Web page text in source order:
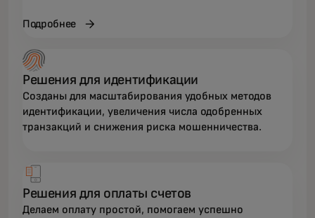
Подробнее
Решения для идентификации
Созданы для масштабирования удобных методов
идентификации, увеличения числа одобренных
транзакций и снижения риска мошенничества.
Решения для оплаты счетов
Делаем оплату простой, помогаем успешно